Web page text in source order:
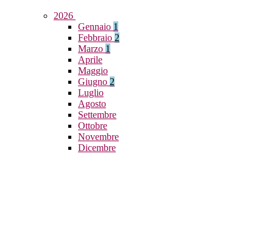
2026
Gennaio 1
Febbraio 2
Marzo 1
Aprile
Maggio
Giugno 2
Luglio
Agosto
Settembre
Ottobre
Novembre
Dicembre